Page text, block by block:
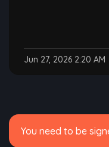
Jun 27, 2026 2:20 AM
You need to be